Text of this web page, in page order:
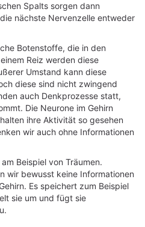
Spalts sorgen dann
nächste Nervenzelle entweder
Botenstoffe, die in den
Reiz werden diese
Umstand kann diese
diese sind nicht zwingend
auch Denkprozesse statt,
Die Neurone im Gehirn
ihre Aktivität so gesehen
wir auch ohne Informationen
Beispiel von Träumen.
wir bewusst keine Informationen
Es speichert zum Beispiel
sie um und fügt sie